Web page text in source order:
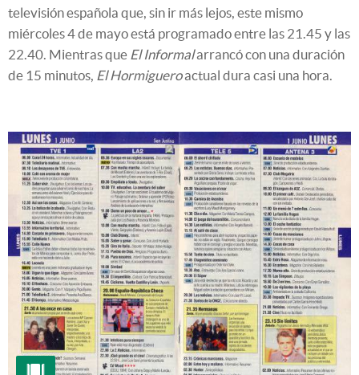
televisión española que, sin ir más lejos, este mismo
miércoles 4 de mayo está programado entre las 21.45 y las
22.40. Mientras que El Informalarrancó con una duración
de 15 minutos, El Hormigueroactual dura casi una hora.